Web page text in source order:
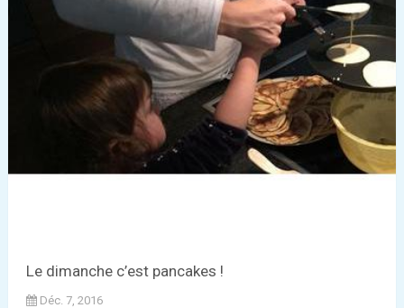
Le dimanche c’est pancakes !
Déc. 7, 2016